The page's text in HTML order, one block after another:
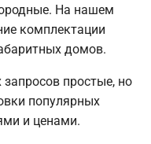
На нашем
комплектации
домов.
простые, но
популярных
и ценами.